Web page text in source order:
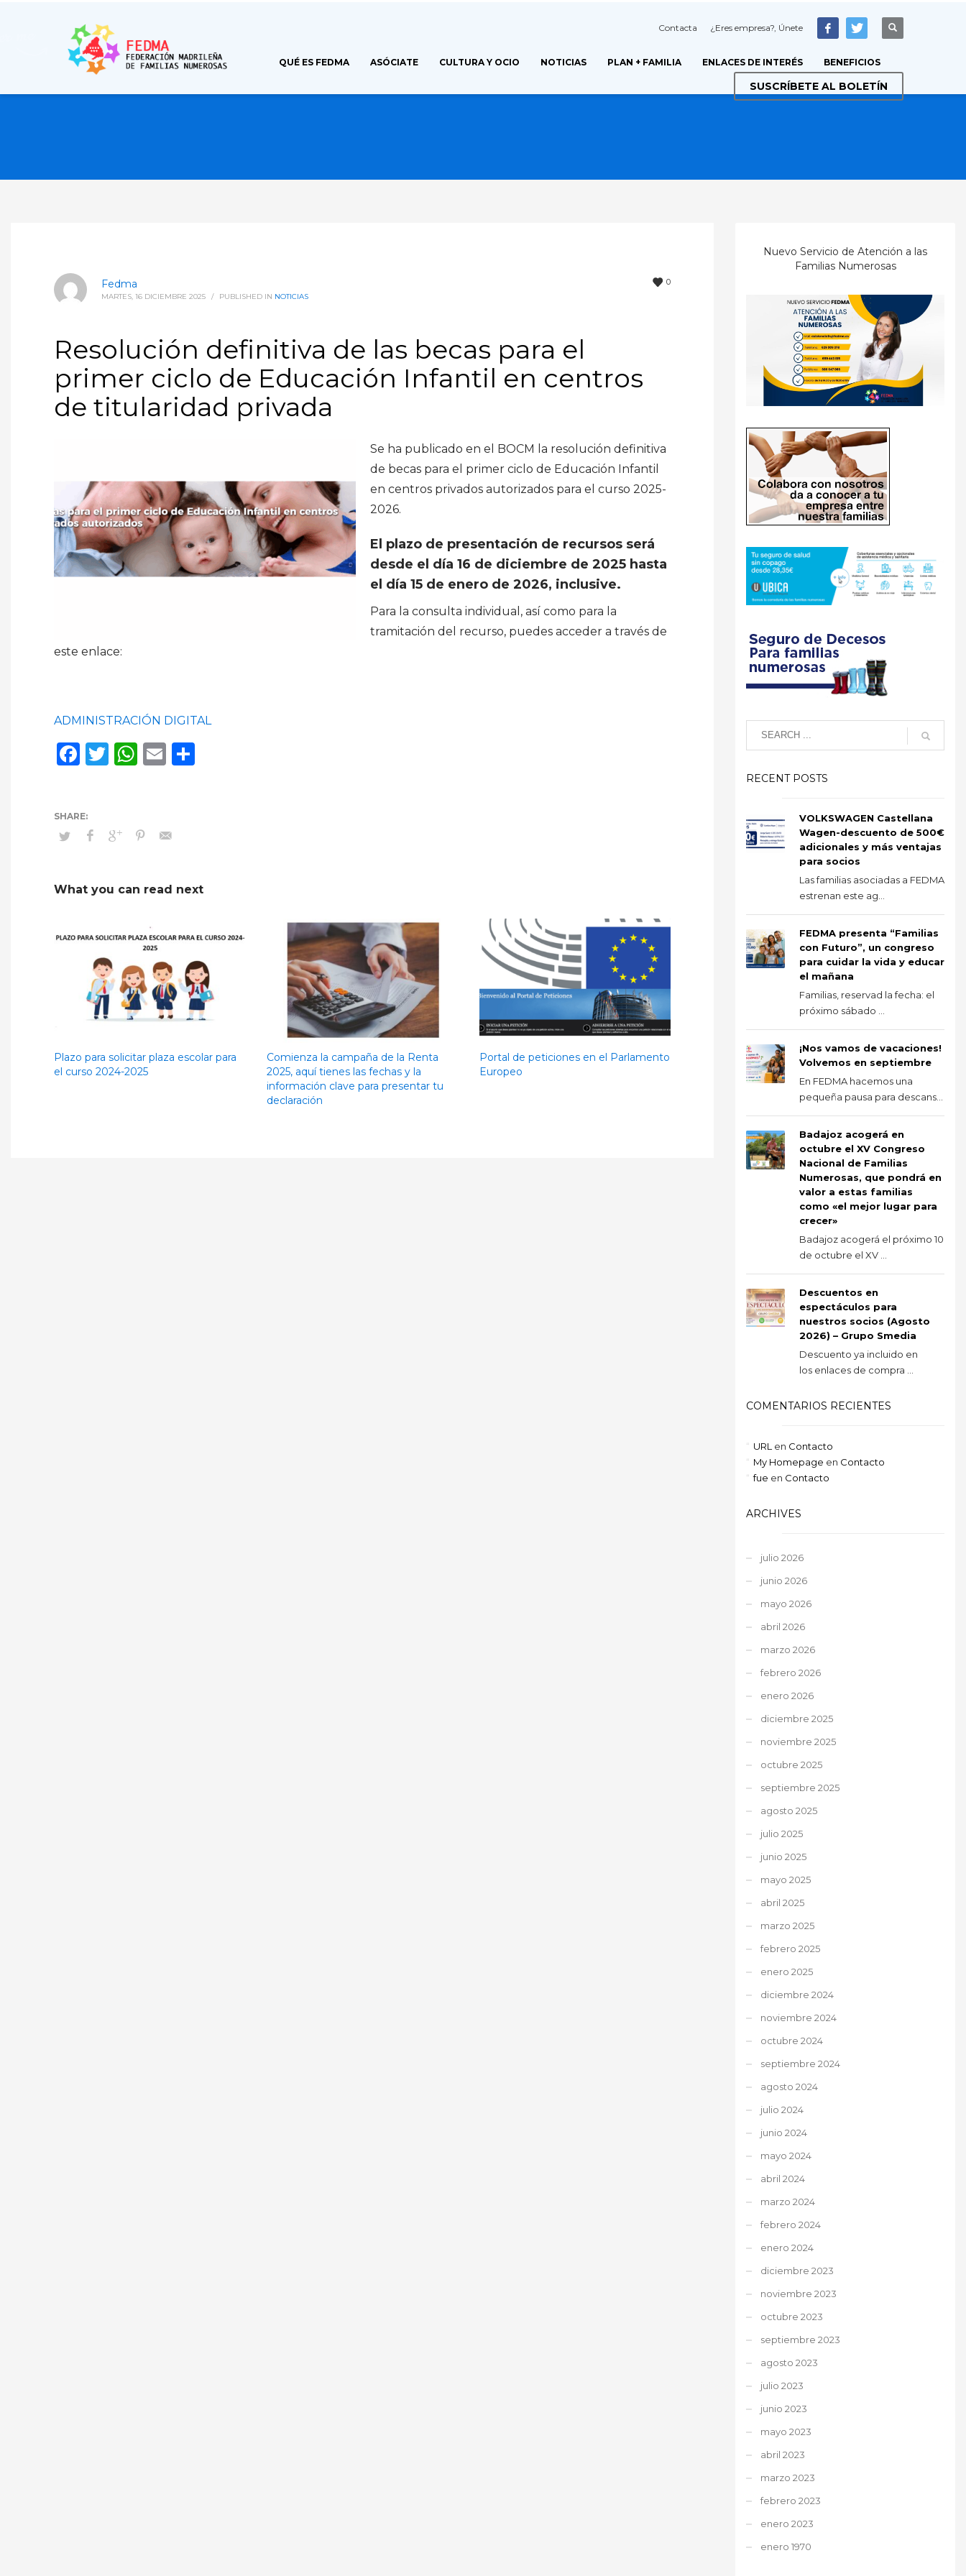
Contacta ¿Eres empresa?, Únete
QUÉ ES FEDMA ASÓCIATE CULTURA Y OCIO NOTICIAS PLAN + FAMILIA ENLACES DE INTERÉS BENEFICIOS
SUSCRÍBETE AL BOLETÍN
0
Fedma
MARTES, 16 DICIEMBRE 2025 / PUBLISHED IN NOTICIAS
Resolución definitiva de las becas para el
primer ciclo de Educación Infantil en centros
de titularidad privada
Se ha publicado en el BOCM la resolución definitiva
de becas para el primer ciclo de Educación Infantil
en centros privados autorizados para el curso 2025-
2026.
El plazo de presentación de recursos será
desde el día 16 de diciembre de 2025 hasta
el día 15 de enero de 2026, inclusive.
Para la consulta individual, así como para la
tramitación del recurso, puedes acceder a través de
este enlace:
ADMINISTRACIÓN DIGITAL
Facebook
Twitter
WhatsApp
Email
What you can read next
Plazo para solicitar plaza escolar para
el curso 2024-2025
Comienza la campaña de la Renta
2025, aquí tienes las fechas y la
información clave para presentar tu
declaración
Portal de peticiones en el Parlamento
Europeo
Nuevo Servicio de Atención a las
Familias Numerosas
RECENT POSTS
VOLKSWAGEN Castellana
Wagen-descuento de 500€
adicionales y más ventajas
para socios
Las familias asociadas a FEDMA
estrenan este ag...
FEDMA presenta “Familias
con Futuro”, un congreso
para cuidar la vida y educar
el mañana
Familias, reservad la fecha: el
próximo sábado ...
¡Nos vamos de vacaciones!
Volvemos en septiembre
En FEDMA hacemos una
pequeña pausa para descans...
Badajoz acogerá en
octubre el XV Congreso
Nacional de Familias
Numerosas, que pondrá en
valor a estas familias
como «el mejor lugar para
crecer»
Badajoz acogerá el próximo 10
de octubre el XV ...
Descuentos en
espectáculos para
nuestros socios (Agosto
2026) – Grupo Smedia
Descuento ya incluido en
los enlaces de compra ...
COMENTARIOS RECIENTES
URL en Contacto
My Homepage en Contacto
fue en Contacto
ARCHIVES
julio 2026
junio 2026
mayo 2026
abril 2026
marzo 2026
febrero 2026
enero 2026
diciembre 2025
noviembre 2025
octubre 2025
septiembre 2025
agosto 2025
julio 2025
junio 2025
mayo 2025
abril 2025
marzo 2025
febrero 2025
enero 2025
diciembre 2024
noviembre 2024
octubre 2024
septiembre 2024
agosto 2024
julio 2024
junio 2024
mayo 2024
abril 2024
marzo 2024
febrero 2024
enero 2024
diciembre 2023
noviembre 2023
octubre 2023
septiembre 2023
agosto 2023
julio 2023
junio 2023
mayo 2023
abril 2023
marzo 2023
febrero 2023
enero 2023
enero 1970